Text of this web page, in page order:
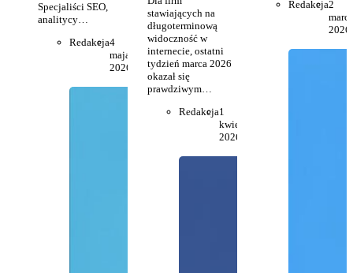
Specjaliści SEO,
analitycy…
Redakcja4
maja
2026
stawiających na
długoterminową
widoczność w
internecie, ostatni
tydzień marca 2026
okazał się
prawdziwym…
Redakcja1
kwietnia
2026
Redakcja2
marca
2026